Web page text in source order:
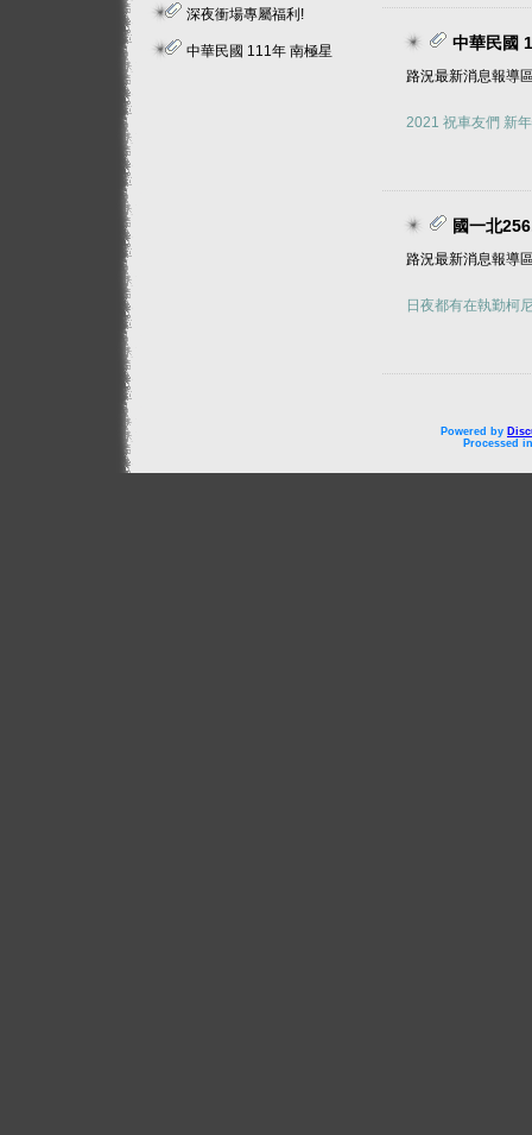
深夜衝場專屬福利!
中華民國 111年 南極星 全台路況速報特區 ！中華民國
路況最新消息報導
2021 祝車友們 新
國一北
路況最新消息報導
日夜都有在執勤柯
Powered by
Processed